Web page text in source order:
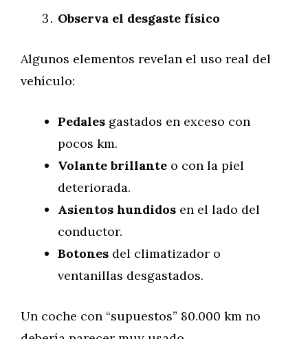
Observa el desgaste físico
Algunos elementos revelan el uso real del
vehículo:
Pedales gastados en exceso con
pocos km.
Volante brillante o con la piel
deteriorada.
Asientos hundidos en el lado del
conductor.
Botones del climatizador o
ventanillas desgastados.
Un coche con “supuestos” 80.000 km no